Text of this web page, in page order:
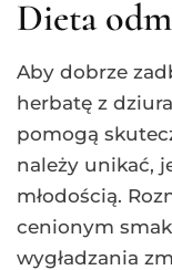
Dieta
Aby dobrze
herbatę z
pomogą
należy unikać,
młodością.
cenionym
wygładzania